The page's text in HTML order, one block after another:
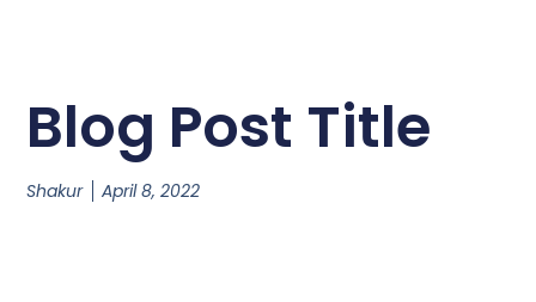
Blog Post Title
Shakur April 8, 2022